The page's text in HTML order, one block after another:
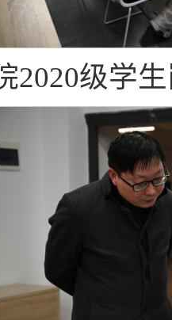
2020级学